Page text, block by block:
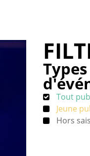
Types
Tout
Jeune
Hors